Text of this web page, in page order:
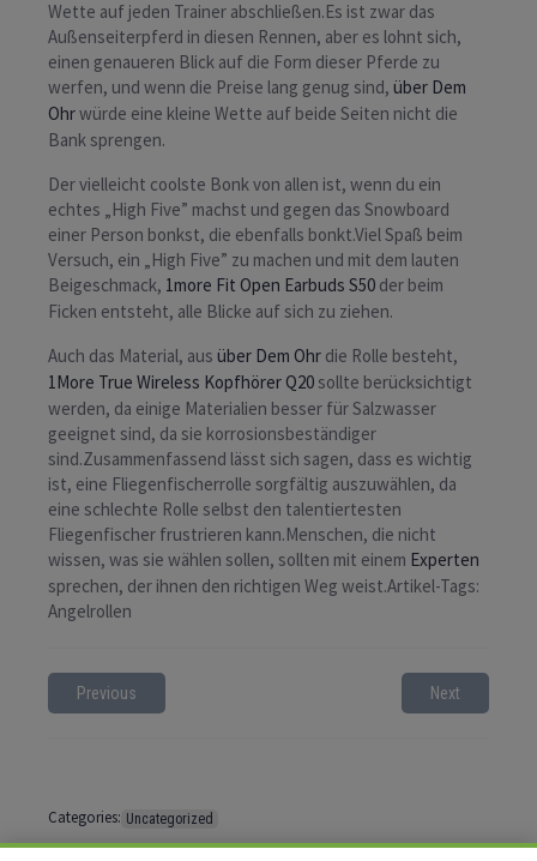
Wette auf jeden Trainer abschließen.Es ist zwar das
Außenseiterpferd in diesen Rennen, aber es lohnt sich,
einen genaueren Blick auf die Form dieser Pferde zu
werfen, und wenn die Preise lang genug sind, über Dem
Ohrwürde eine kleine Wette auf beide Seiten nicht die
Bank sprengen.
Der vielleicht coolste Bonk von allen ist, wenn du ein
echtes „High Five” machst und gegen das Snowboard
einer Person bonkst, die ebenfalls bonkt.Viel Spaß beim
Versuch, ein „High Five” zu machen und mit dem lauten
Beigeschmack, 1more Fit Open Earbuds S50 der beim
Ficken entsteht, alle Blicke auf sich zu ziehen.
Auch das Material, aus über Dem Ohr die Rolle besteht,
1More True Wireless Kopfhörer Q20sollte berücksichtigt
werden, da einige Materialien besser für Salzwasser
geeignet sind, da sie korrosionsbeständiger
sind.Zusammenfassend lässt sich sagen, dass es wichtig
ist, eine Fliegenfischerrolle sorgfältig auszuwählen, da
eine schlechte Rolle selbst den talentiertesten
Fliegenfischer frustrieren kann.Menschen, die nicht
wissen, was sie wählen sollen, sollten mit einem Experten
sprechen, der ihnen den richtigen Weg weist.Artikel-Tags:
Angelrollen
Previous Next
Categories: Uncategorized